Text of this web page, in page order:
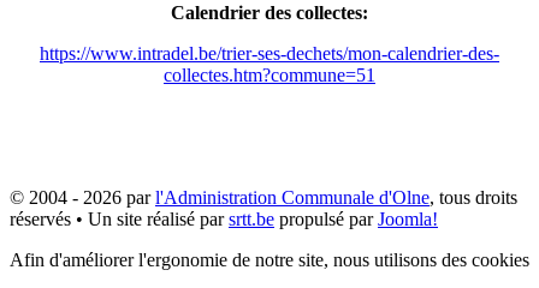
Calendrier des collectes:
https://www.intradel.be/trier-ses-dechets/mon-calendrier-des-
collectes.htm?commune=51
© 2004 - 2026 parl'Administration Communale d'Olne, tous droits
réservés • Un site réalisé parsrtt.be propulsé parJoomla!
Afin d'améliorer l'ergonomie de notre site, nous utilisons des cookies